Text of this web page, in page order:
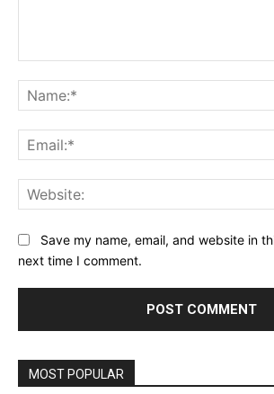
Save my name, email, and website in
next time I comment.
MOST POPULAR